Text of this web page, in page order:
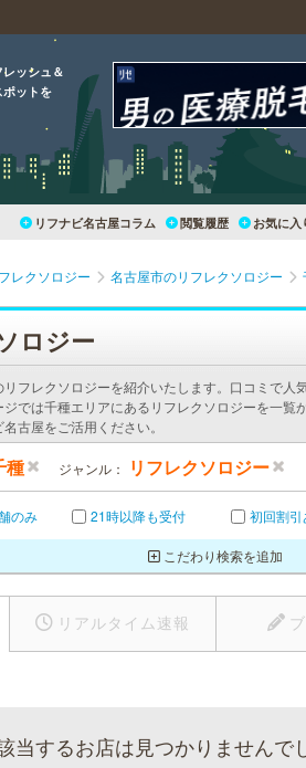
ッシュ＆
ポットを
リフナビ名古屋コラム 閲覧履歴 お気に入
レクソロジー 名古屋市のリフレクソロジー
ロジー
フレクソロジーを紹介いたします。口コミで
では千種エリアにあるリフレクソロジーを一覧
古屋をご活用ください。
種 ジャンル： リフレクソロジー
のみ 21時以降も受付 初回割引
こだわり検索を追加
リアルタイム速報
当するお店は見つかりませんで